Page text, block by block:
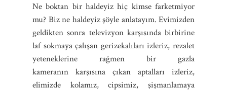
Ne boktan bir haldeyiz hiç kimse farketmiyor
mu? Biz ne haldeyiz şöyle anlatayım. Evimizden
geldikten sonra televizyon karşısında birbirine
laf sokmaya çalışan gerizekalıları izleriz, rezalet
yeteneklerine rağmen bir gazla
kameranın karşısına çıkan aptalları izleriz,
elimizde kolamız, cipsimiz, şişmanlamaya